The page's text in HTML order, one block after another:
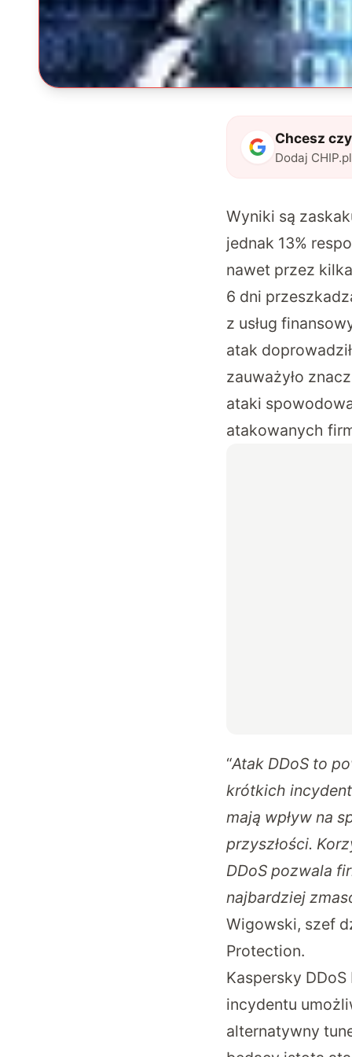
Chcesz
Dodaj
Wyniki są
jednak 13%
nawet przez
6 dni
z usług
atak
zauważyło
ataki
atakowanych
“Atak DDoS to
krótkich
mają wpływ na
przyszłości.
DDoS pozwala
najbardziej
Wigowski, szef
Protection.
Kaspersky
incydentu
alternatywny